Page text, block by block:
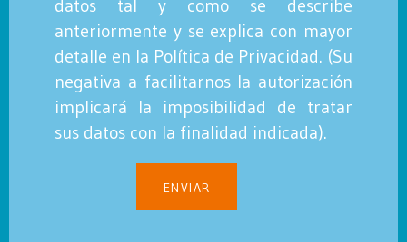
datos tal y como se describe
anteriormente y se explica con mayor
detalle en la Política de Privacidad. (Su
negativa a facilitarnos la autorización
implicará la imposibilidad de tratar
sus datos con la finalidad indicada).